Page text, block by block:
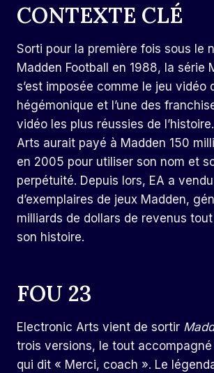
CONTEXTE CLÉ
Sorti pour la première fois sous le
Madden Football en 1988, la série
s’est imposée comme le jeu vidéo
hégémonique et l’une des
vidéo les plus réussies de
Arts aurait payé à Madden 150
en 2005 pour utiliser son nom et
perpétuité. Depuis lors, EA a
d’exemplaires de jeux Madden,
milliards de dollars de revenus
son histoire.
FOU 23
Electronic Arts vient de sortir
trois versions, le tout accompagné
qui dit « Merci, coach ». Le